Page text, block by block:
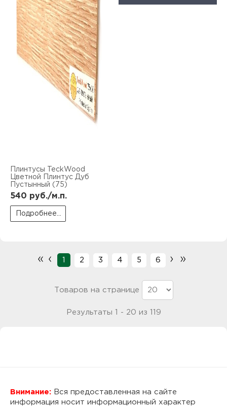
Плинтусы TeckWood
Цветной Плинтус Дуб
Пустынный (75)
540 руб./м.п.
Подробнее...
« ‹ 1 2 3 4 5 6 › »
Товаров на странице
Результаты 1 - 20 из 119
Внимание: Вся предоставленная на сайте
информация носит информационный характер